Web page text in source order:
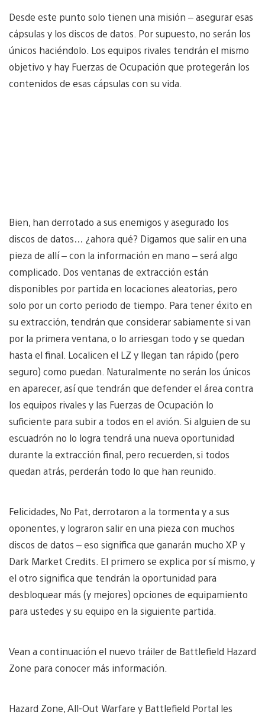
Desde este punto solo tienen una misión – asegurar esas
cápsulas y los discos de datos. Por supuesto, no serán los
únicos haciéndolo. Los equipos rivales tendrán el mismo
objetivo y hay Fuerzas de Ocupación que protegerán los
contenidos de esas cápsulas con su vida.
Bien, han derrotado a sus enemigos y asegurado los
discos de datos… ¿ahora qué? Digamos que salir en una
pieza de allí – con la información en mano – será algo
complicado. Dos ventanas de extracción están
disponibles por partida en locaciones aleatorias, pero
solo por un corto periodo de tiempo. Para tener éxito en
su extracción, tendrán que considerar sabiamente si van
por la primera ventana, o lo arriesgan todo y se quedan
hasta el final. Localicen el LZ y llegan tan rápido (pero
seguro) como puedan. Naturalmente no serán los únicos
en aparecer, así que tendrán que defender el área contra
los equipos rivales y las Fuerzas de Ocupación lo
suficiente para subir a todos en el avión. Si alguien de su
escuadrón no lo logra tendrá una nueva oportunidad
durante la extracción final, pero recuerden, si todos
quedan atrás, perderán todo lo que han reunido.
Felicidades, No Pat, derrotaron a la tormenta y a sus
oponentes, y lograron salir en una pieza con muchos
discos de datos – eso significa que ganarán mucho XP y
Dark Market Credits. El primero se explica por sí mismo, y
el otro significa que tendrán la oportunidad para
desbloquear más (y mejores) opciones de equipamiento
para ustedes y su equipo en la siguiente partida.
Vean a continuación el nuevo tráiler de Battlefield Hazard
Zone para conocer más información.
Hazard Zone, All-Out Warfare y Battlefield Portal les